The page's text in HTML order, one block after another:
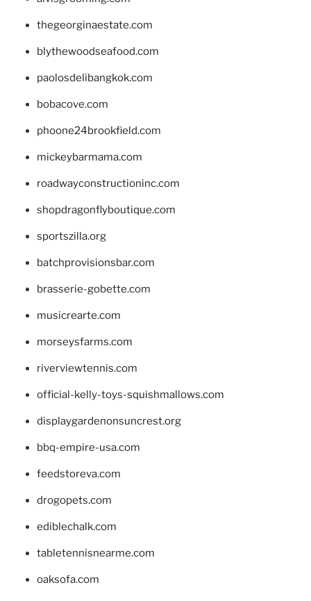
thegeorginaestate.com
blythewoodseafood.com
paolosdelibangkok.com
bobacove.com
phoone24brookfield.com
mickeybarmama.com
roadwayconstructioninc.com
shopdragonflyboutique.com
sportszilla.org
batchprovisionsbar.com
brasserie-gobette.com
musicrearte.com
morseysfarms.com
riverviewtennis.com
official-kelly-toys-squishmallows.com
displaygardenonsuncrest.org
bbq-empire-usa.com
feedstoreva.com
drogopets.com
ediblechalk.com
tabletennisnearme.com
oaksofa.com